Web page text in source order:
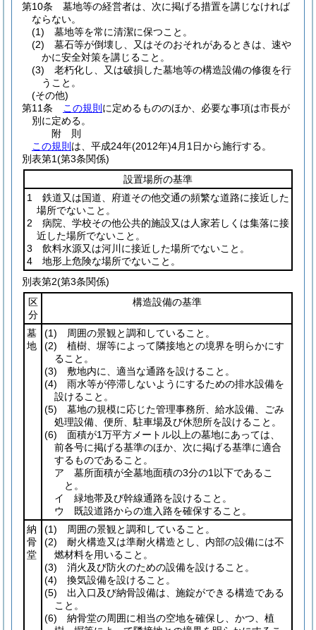
第10条
墓地等の経営者は、次に掲げる措置を講じなければ
ならない。
(1)
墓地等を常に清潔に保つこと。
(2)
墓石等が倒壊し、又はそのおそれがあるときは、速や
かに安全対策を講じること。
(3)
老朽化し、又は破損した墓地等の構造設備の修復を行
うこと。
(その他)
第11条
この規則 に定めるもののほか、必要な事項は市長が
別に定める。
附 則
この規則 は、平成24年(2012年)4月1日から施行する。
別表第1(第3条関係)
設置場所の基準
1 鉄道又は国道、府道その他交通の頻繁な道路に接近した
場所でないこと。
2 病院、学校その他公共的施設又は人家若しくは集落に接
近した場所でないこと。
3 飲料水源又は河川に接近した場所でないこと。
4 地形上危険な場所でないこと。
別表第2(第3条関係)
区
分
構造設備の基準
墓
地
(1) 周囲の景観と調和していること。
(2) 植樹、塀等によって隣接地との境界を明らかにす
ること。
(3) 敷地内に、適当な通路を設けること。
(4) 雨水等が停滞しないようにするための排水設備を
設けること。
(5) 墓地の規模に応じた管理事務所、給水設備、ごみ
処理設備、便所、駐車場及び休憩所を設けること。
(6) 面積が1万平方メートル以上の墓地にあっては、
前各号に掲げる基準のほか、次に掲げる基準に適合
するものであること。
ア 墓所面積が全墓地面積の3分の1以下であるこ
と。
イ 緑地帯及び幹線通路を設けること。
ウ 既設道路からの進入路を確保すること。
納
骨
堂
(1) 周囲の景観と調和していること。
(2) 耐火構造又は準耐火構造とし、内部の設備には不
燃材料を用いること。
(3) 消火及び防火のための設備を設けること。
(4) 換気設備を設けること。
(5) 出入口及び納骨設備は、施錠ができる構造である
こと。
(6) 納骨堂の周囲に相当の空地を確保し、かつ、植